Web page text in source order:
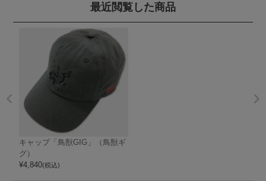
最近閲覧した商品
キャップ「鳥獣GIG」（鳥獣ギ
グ）
¥4,840(税込)